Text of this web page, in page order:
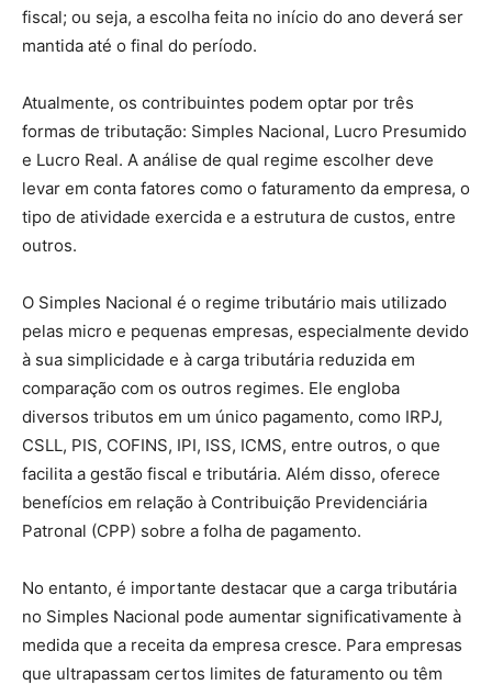
fiscal; ou seja, a escolha feita no início do ano deverá ser
mantida até o final do período.
Atualmente, os contribuintes podem optar por três
formas de tributação: Simples Nacional, Lucro Presumido
e Lucro Real. A análise de qual regime escolher deve
levar em conta fatores como o faturamento da empresa, o
tipo de atividade exercida e a estrutura de custos, entre
outros.
O Simples Nacional é o regime tributário mais utilizado
pelas micro e pequenas empresas, especialmente devido
à sua simplicidade e à carga tributária reduzida em
comparação com os outros regimes. Ele engloba
diversos tributos em um único pagamento, como IRPJ,
CSLL, PIS, COFINS, IPI, ISS, ICMS, entre outros, o que
facilita a gestão fiscal e tributária. Além disso, oferece
benefícios em relação à Contribuição Previdenciária
Patronal (CPP) sobre a folha de pagamento.
No entanto, é importante destacar que a carga tributária
no Simples Nacional pode aumentar significativamente à
medida que a receita da empresa cresce. Para empresas
que ultrapassam certos limites de faturamento ou têm